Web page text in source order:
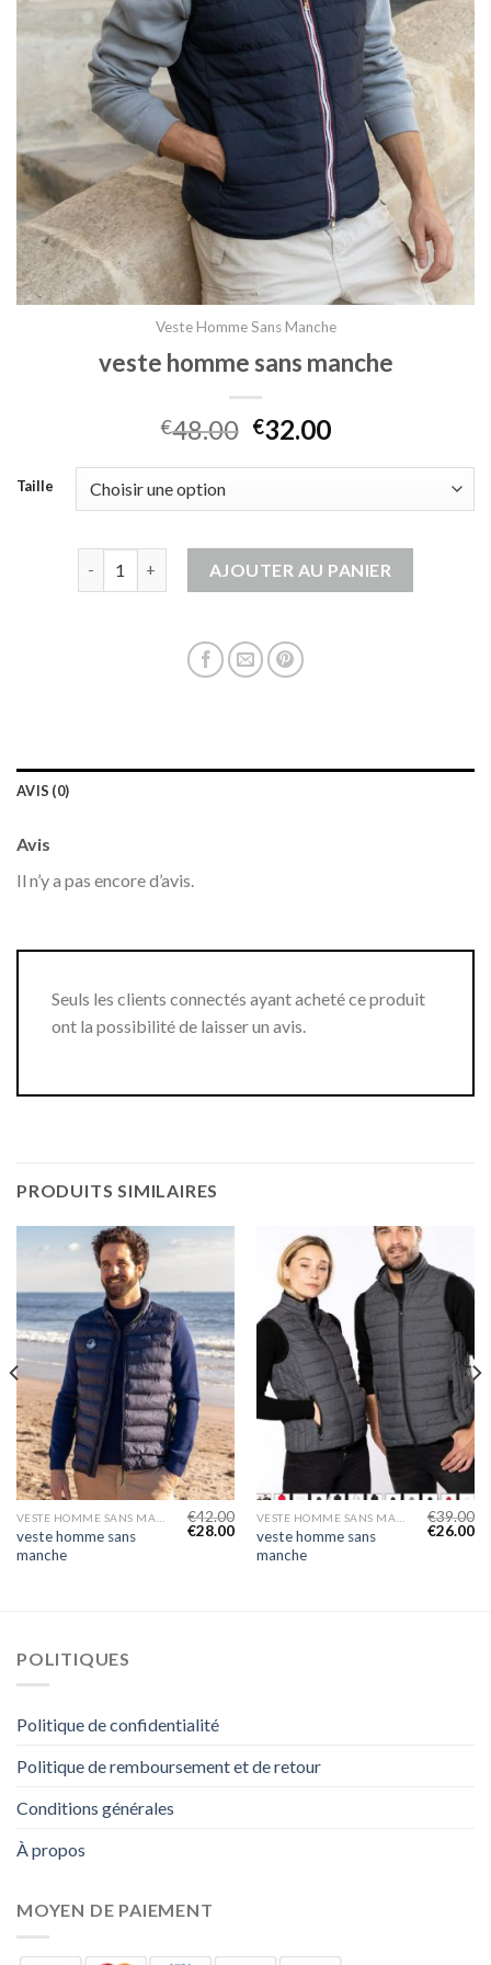
Veste Homme Sans Manche
veste homme sans manche
€48.00 €32.00
Taille
AJOUTER AU PANIER
AVIS (0)
Avis
Il n’y a pas encore d’avis.
Seuls les clients connectés ayant acheté ce produit
ont la possibilité de laisser un avis.
PRODUITS SIMILAIRES
veste homme sans
manche
€42.00
€28.00
veste homme sans
manche
€39.00
€26.00
POLITIQUES
Politique de confidentialité
Politique de remboursement et de retour
Conditions générales
À propos
MOYEN DE PAIEMENT